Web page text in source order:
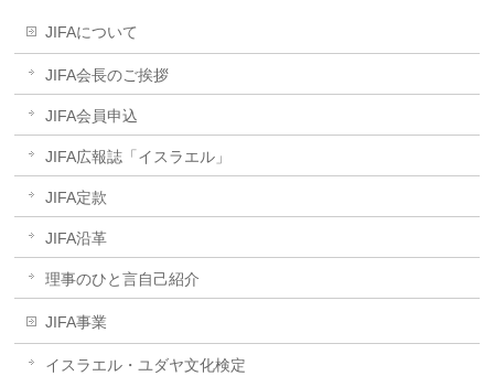
JIFAについて
JIFA会長のご挨拶
JIFA会員申込
JIFA広報誌「イスラエル」
JIFA定款
JIFA沿革
理事のひと言自己紹介
JIFA事業
イスラエル・ユダヤ文化検定